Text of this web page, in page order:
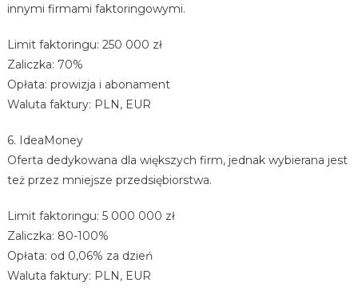
innymi firmami faktoringowymi.
Limit faktoringu: 250 000 zł
Zaliczka: 70%
Opłata: prowizja i abonament
Waluta faktury: PLN, EUR
6. IdeaMoney
Oferta dedykowana dla większych firm, jednak wybierana jest
też przez mniejsze przedsiębiorstwa.
Limit faktoringu: 5 000 000 zł
Zaliczka: 80-100%
Opłata: od 0,06% za dzień
Waluta faktury: PLN, EUR